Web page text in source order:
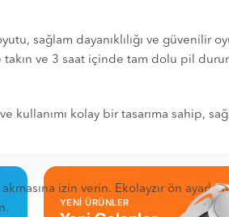
sağlam dayanıklılığı ve güvenilir
ve 3 saat içinde tam dolu pil
kullanımı kolay bir tasarıma sahip,
izin verin. Ekolayzır ön
YENİ ÜRÜNLER